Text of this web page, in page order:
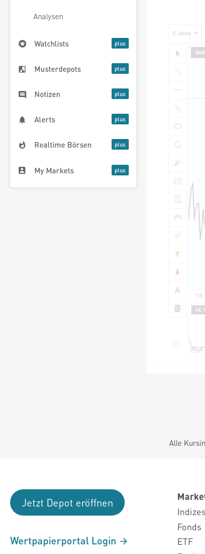
Analysen
Watchlists
Musterdepots
Notizen
Alerts
Realtime Börsen
My Markets
Alle
Jetzt Depot eröffnen
Wertpapierportal Login
Fonds
ETF